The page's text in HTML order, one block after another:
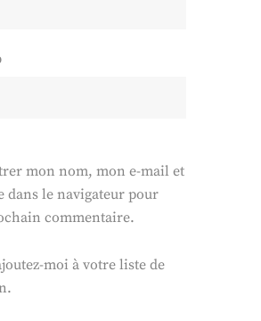
mon nom, mon e-mail et
dans le navigateur pour
commentaire.
moi à votre liste de